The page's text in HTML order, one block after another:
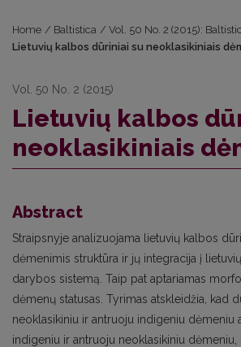
Home / Baltistica / Vol. 50 No. 2 (2015):
Lietuvių kalbos dūriniai su neoklasikiniais
Vol. 50 No. 2 (2015)
Lietuvių kalbos
neoklasikiniais
Abstract
Straipsnyje analizuojama lietuvių kalbos
dėmenimis struktūra ir jų integracija į
darybos sistemą. Taip pat aptariamas
dėmenų statusas. Tyrimas atskleidžia, kad
neoklasikiniu ir antruoju indigeniu dėmeniu
indigeniu ir antruoju neoklasikiniu